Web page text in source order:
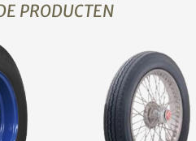
PRODUCTEN